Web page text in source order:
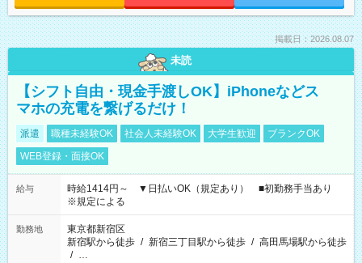
掲載日：2026.08.07
未読
【シフト自由・現金手渡しOK】iPhoneなどス
マホの充電を繋げるだけ！
派遣 職種未経験OK 社会人未経験OK 大学生歓迎
ブランクOK
WEB登録・面接OK
給与
時給1414円～ ▼日払いOK（規定あり） ■初勤務手当あり
※規定による
勤務地
東京都新宿区
新宿駅から徒歩 / 新宿三丁目駅から徒歩 / 高田馬場駅から徒歩
/ …